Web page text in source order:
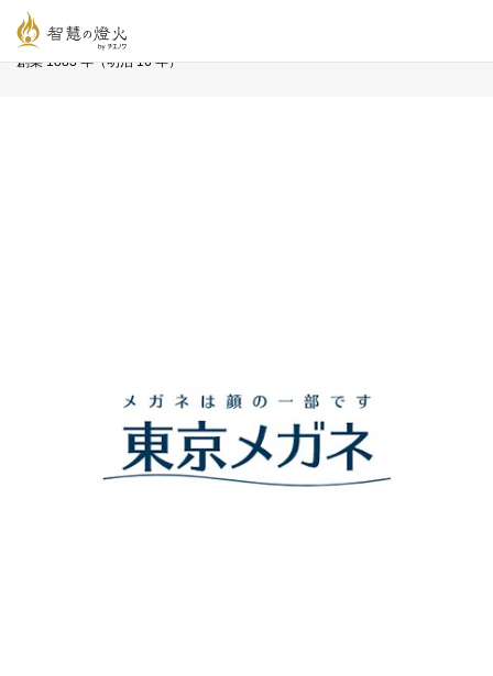
智慧の燈火オンライン
創業 1883 年（明治 16 年）